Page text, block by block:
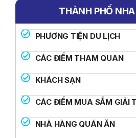
THÀNH PHỐ
PHƯƠNG TIỆN DU LỊCH
CÁC ĐIỂM THAM QUAN
KHÁCH SẠN
CÁC ĐIỂM MUA SẮM GIẢI
NHÀ HÀNG QUÁN ĂN